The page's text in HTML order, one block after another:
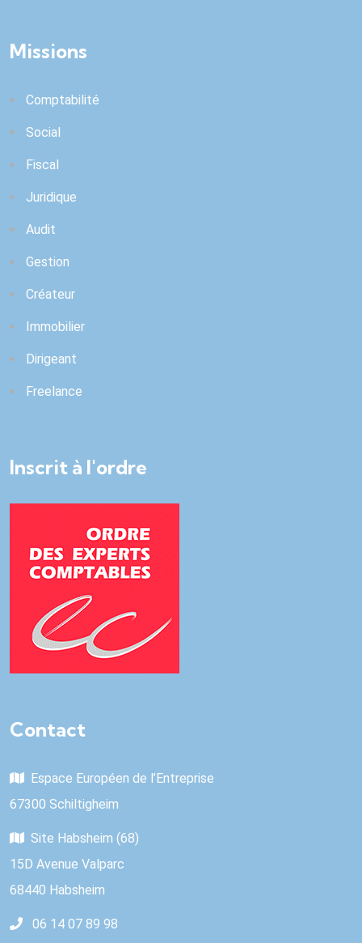
Missions
Comptabilité
Social
Fiscal
Juridique
Audit
Gestion
Créateur
Immobilier
Dirigeant
Freelance
Inscrit à l'ordre
Contact
Espace Européen de l’Entreprise
67300 Schiltigheim
Site Habsheim (68)
15D Avenue Valparc
68440 Habsheim
06 14 07 89 98